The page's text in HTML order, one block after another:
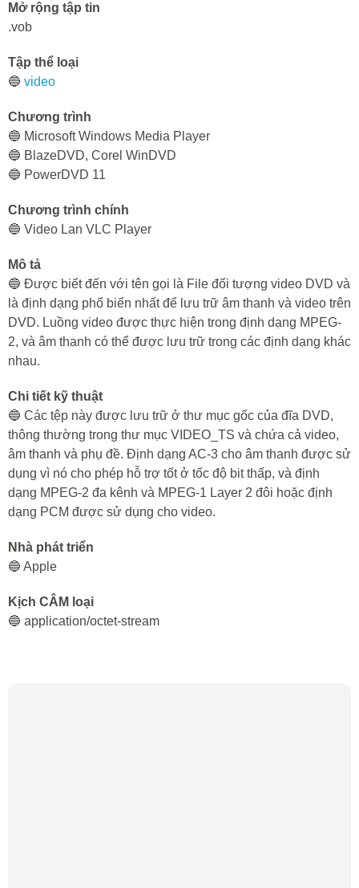
Mở rộng tập tin
.vob
Tập thể loại
🔵 video
Chương trình
🔵 Microsoft Windows Media Player
🔵 BlazeDVD, Corel WinDVD
🔵 PowerDVD 11
Chương trình chính
🔵 Video Lan VLC Player
Mô tả
🔵 Được biết đến với tên gọi là File đối tượng video DVD và
là định dạng phổ biến nhất để lưu trữ âm thanh và video trên
DVD. Luồng video được thực hiện trong định dạng MPEG-
2, và âm thanh có thể được lưu trữ trong các định dạng khác
nhau.
Chi tiết kỹ thuật
🔵 Các tệp này được lưu trữ ở thư mục gốc của đĩa DVD,
thông thường trong thư mục VIDEO_TS và chứa cả video,
âm thanh và phụ đề. Định dạng AC-3 cho âm thanh được sử
dụng vì nó cho phép hỗ trợ tốt ở tốc độ bit thấp, và định
dạng MPEG-2 đa kênh và MPEG-1 Layer 2 đôi hoặc định
dạng PCM được sử dụng cho video.
Nhà phát triển
🔵 Apple
Kịch CÂM loại
🔵 application/octet-stream